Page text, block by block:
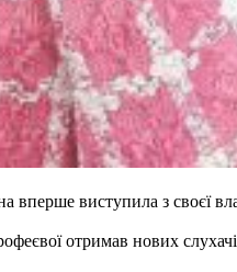
вперше виступила з своєї
отримав нових